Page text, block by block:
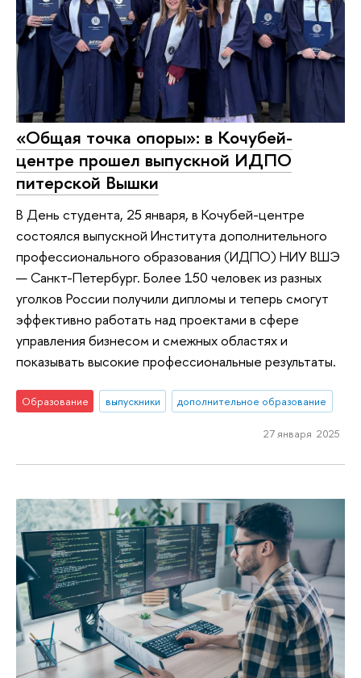
«Общая точка опоры»: в Кочубей-
центре прошел выпускной ИДПО
питерской Вышки
В День студента, 25 января, в Кочубей-центре
состоялся выпускной Института дополнительного
профессионального образования (ИДПО) НИУ ВШЭ
— Санкт-Петербург. Более 150 человек из разных
уголков России получили дипломы и теперь смогут
эффективно работать над проектами в сфере
управления бизнесом и смежных областях и
показывать высокие профессиональные результаты.
Образование выпускники дополнительное образование
27 января 2025